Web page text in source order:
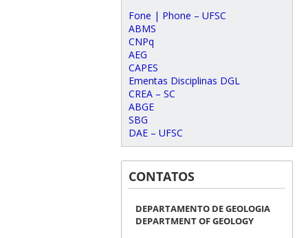
Fone | Phone – UFSC
ABMS
CNPq
AEG
CAPES
Ementas Disciplinas DGL
CREA – SC
ABGE
SBG
DAE – UFSC
CONTATOS
DEPARTAMENTO DE GEOLOGIA
DEPARTMENT OF GEOLOGY